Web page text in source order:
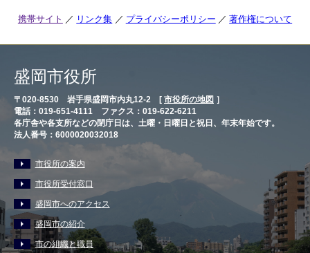
携帯サイト リンク集 プライバシーポリシー 著作権について
盛岡市役所
〒020-8530 岩手県盛岡市内丸12-2 [ 市役所の地図 ］
電話：019-651-4111 ファクス：019-622-6211
各庁舎や各支所などの閉庁日は、土曜・日曜日と祝日、年末年始です。
法人番号：6000020032018
市役所の案内
市役所受付窓口
盛岡市へのアクセス
盛岡市の紹介
市の組織と職員